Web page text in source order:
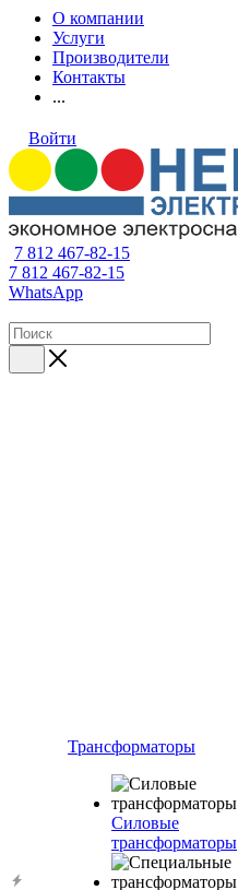
О компании
Услуги
Производители
Контакты
...
Войти
7 812 467-82-15
7 812 467-82-15
WhatsApp
Трансформаторы
Силовые
трансформаторы